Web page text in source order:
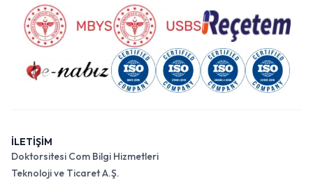
İLETİŞİM
Doktorsitesi Com Bilgi Hizmetleri
Teknoloji ve Ticaret A.Ş.